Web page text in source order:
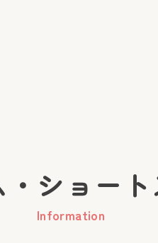
ショー
Information